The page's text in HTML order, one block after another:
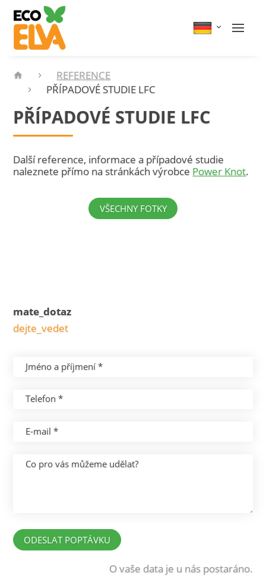
REFERENCE
PŘÍPADOVÉ STUDIE LFC
PŘÍPADOVÉ STUDIE LFC
Další reference, informace a případové studie
naleznete přímo na stránkách výrobce Power Knot.
VŠECHNY FOTKY
mate_dotaz
dejte_vedet
Jméno a příjmení *
Telefon *
E-mail *
Co pro vás můžeme udělat?
O vaše data je u nás postaráno.